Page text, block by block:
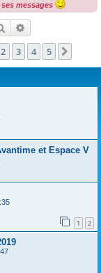
c
messages
Rechercher
2 3 4 5
et Espace V
1 2